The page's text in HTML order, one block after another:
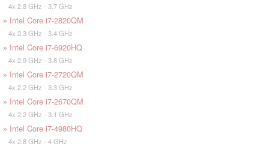
4x 2.8 GHz - 3.7 GHz
» Intel Core i7-2820QM
4x 2.3 GHz - 3.4 GHz
» Intel Core i7-6920HQ
4x 2.9 GHz - 3.8 GHz
» Intel Core i7-2720QM
4x 2.2 GHz - 3.3 GHz
» Intel Core i7-2670QM
4x 2.2 GHz - 3.1 GHz
» Intel Core i7-4980HQ
4x 2.8 GHz - 4 GHz